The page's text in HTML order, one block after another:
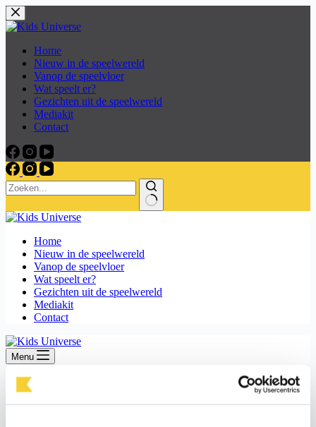
Skip
to
Home
Nieuw in de speelwereld
Vanop de speelvloer
Wat speelt er?
Gezichten uit de speelwereld
Mediakit
Contact
Home
Nieuw in de speelwereld
Vanop de speelvloer
Wat speelt er?
Gezichten uit de speelwereld
Mediakit
Contact
Menu